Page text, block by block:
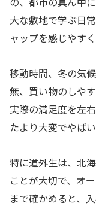
大な敷地で学ぶ日
ャップを感じやすく
移動時間、冬の気
無、買い物のしや
実際の満足度を左
たより大変でやば
特に道外生は、北
ことが大切で、オ
まで確かめると、